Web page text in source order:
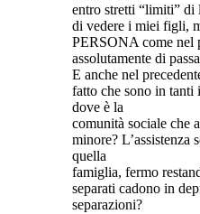
entro stretti “limiti” di
di vedere i miei figli,
PERSONA come nel
assolutamente di
E anche nel
fatto che sono in tanti
dove è la
comunità sociale che
minore? L’assistenza
quella
famiglia, fermo
separati cadono in
separazioni?